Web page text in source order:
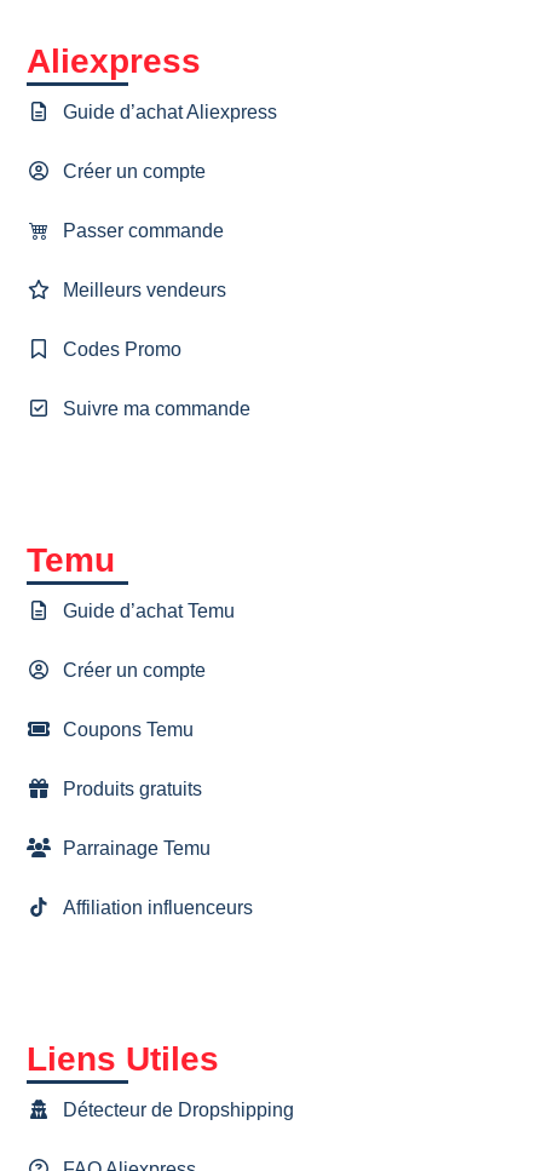
Aliexpress
Guide d’achat Aliexpress
Créer un compte
Passer commande
Meilleurs vendeurs
Codes Promo
Suivre ma commande
Temu
Guide d’achat Temu
Créer un compte
Coupons Temu
Produits gratuits
Parrainage Temu
Affiliation influenceurs
Liens Utiles
Détecteur de Dropshipping